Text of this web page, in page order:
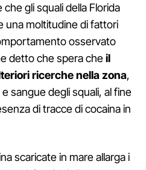
gli squali della Florida
una moltitudine di fattori
osservato
detto che spera cheil
ricerche nella zona,
sangue degli squali, al fine
di tracce di cocaina in
scaricate in mare allarga i